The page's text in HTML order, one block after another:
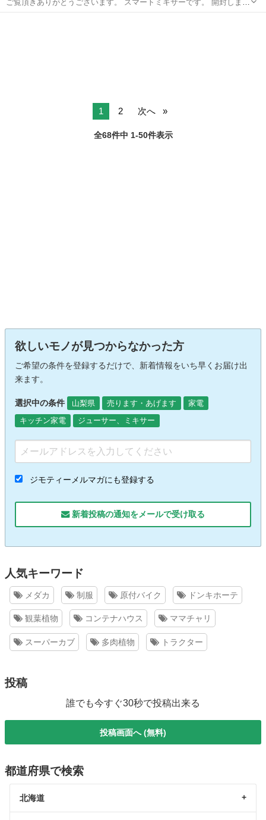
ご覧頂きありがとうございます。 スマートミキサーです。 開封しまし
たが、新品未使用です。
1 2 次へ
全68件中 1-50件表示
欲しいモノが見つからなかった方
ご希望の条件を登録するだけで、新着情報をいち早くお届け出
来ます。
選択中の条件 山梨県 売ります・あげます
家電
キッチン家電
ジューサー、ミキサー
ジモティーメルマガにも登録する
新着投稿の通知をメールで受け取る
人気キーワード
メダカ 制服 原付バイク ドンキホーテ
観葉植物 コンテナハウス ママチャリ
スーパーカブ 多肉植物 トラクター
投稿
誰でも今すぐ30秒で投稿出来る
投稿画面へ (無料)
都道府県で検索
北海道